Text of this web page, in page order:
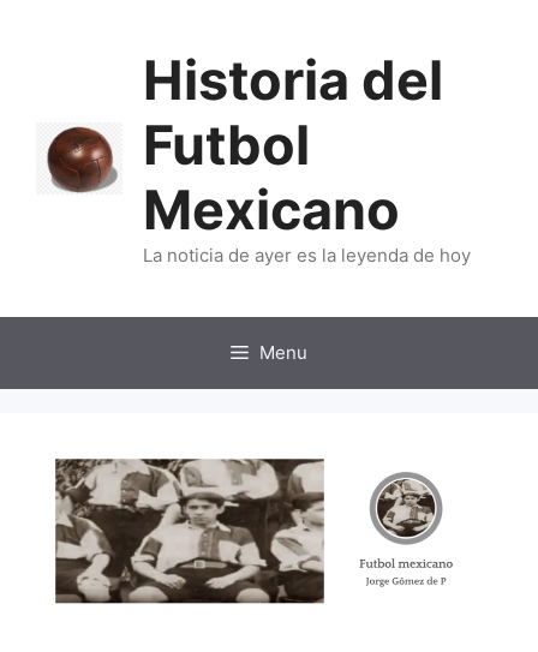
Historia del
Futbol
Mexicano
La noticia de ayer es la leyenda de hoy
Menu